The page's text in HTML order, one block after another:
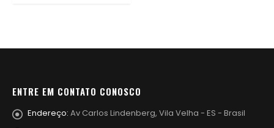
ENTRE EM CONTATO CONOSCO
Endereço: Av Carlos Lindenberg, Vila Velha - ES - Brasil